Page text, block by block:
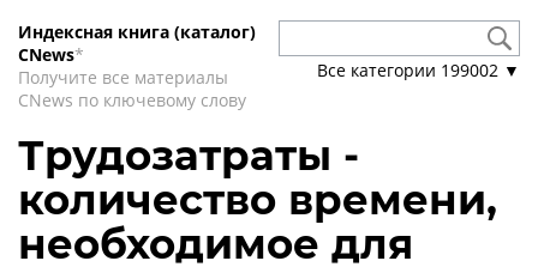
Индексная книга (каталог)
CNews*
Получите все материалы
CNews по ключевому слову
Все категории 199002 ▼
Трудозатраты -
количество времени,
необходимое для